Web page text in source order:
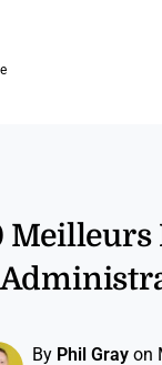
By Phil Gray on